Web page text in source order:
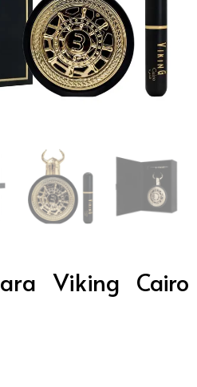
Viking Cairo